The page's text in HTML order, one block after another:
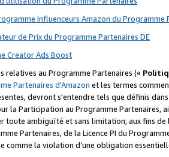
Influenceurs Amazon du Programme
de Prix du Programme Partenaires DE
Creator Ads Boost
relatives au Programme Partenaires («
Partenaires d'Amazon et les termes
devront s'entendre tels que définis
la Participation au Programme Partenaires,
toute ambiguïté et sans limitation, aux fins
Partenaires, de la Licence PI du
comme la violation d’une obligation